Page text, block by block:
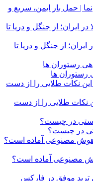
| حمل بار ایمن، سریع و
از جنگل و دریا تا
رستوران ها
نکات طلایی را از دست
در چیست؟
مصنوعی آماده است؟